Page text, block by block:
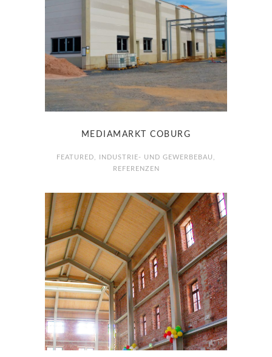
MEDIAMARKT COBURG
FEATURED INDUSTRIE- UND GEWERBEBAU
REFERENZEN